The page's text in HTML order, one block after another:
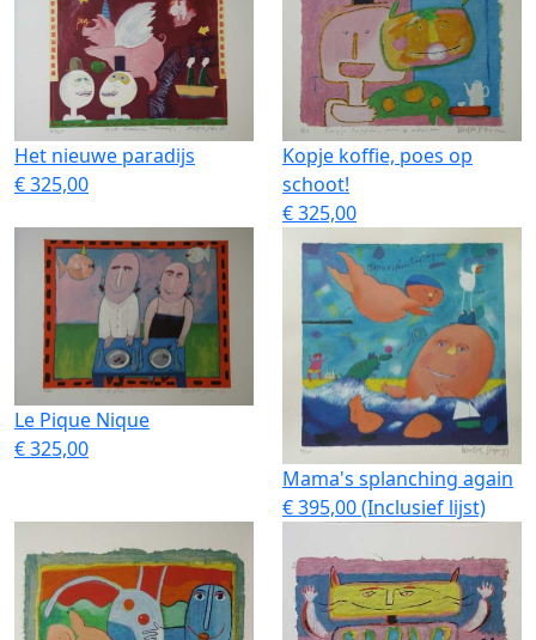
Het nieuwe paradijs
€ 325,00
Kopje koffie, poes op
schoot!
€ 325,00
Le Pique Nique
€ 325,00
Mama's splanching again
€ 395,00 (Inclusief lijst)